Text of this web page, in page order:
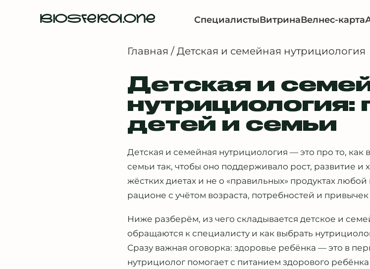
BIOSFERA.ONE СпециалистыВитринаВелнес-карта
Главная / Детская и семейная нутрициология
Детская и
нутрициология:
детей и семьи
Детская и семейная нутрициология — это про то, как
семьи так, чтобы оно поддерживало рост, развитие и
жёстких диетах и не о «правильных» продуктах
рационе с учётом возраста, потребностей и
Ниже разберём, из чего складывается детское и
обращаются к специалисту и как выбрать
Сразу важная оговорка: здоровье ребёнка — это в
нутрициолог помогает с питанием здорового